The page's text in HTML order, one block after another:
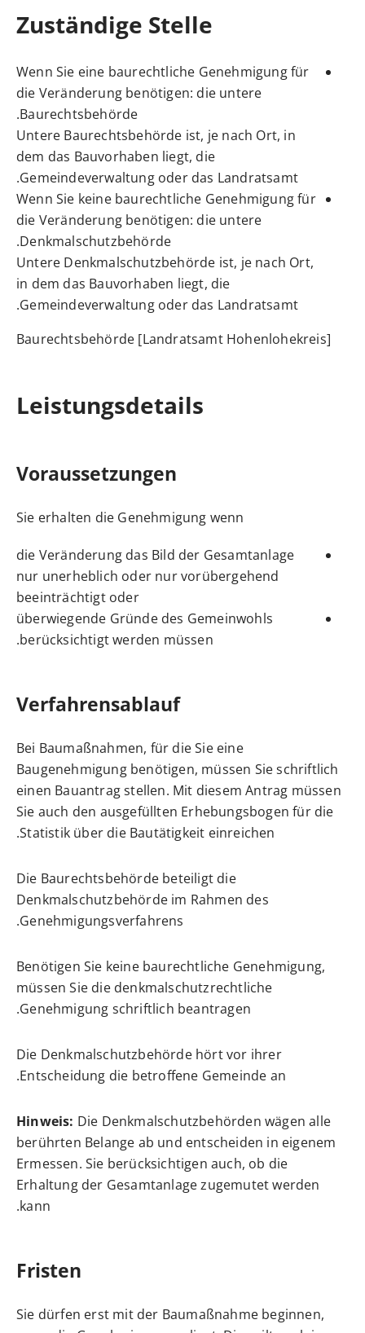
Zuständige Stelle
Wenn Sie eine baurechtliche Genehmigung für
die Veränderung benötigen: die untere
Baurechtsbehörde.
Untere Baurechtsbehörde ist, je nach Ort, in
dem das Bauvorhaben liegt, die
Gemeindeverwaltung oder das Landratsamt.
Wenn Sie keine baurechtliche Genehmigung für
die Veränderung benötigen: die untere
Denkmalschutzbehörde.
Untere Denkmalschutzbehörde ist, je nach Ort,
in dem das Bauvorhaben liegt, die
Gemeindeverwaltung oder das Landratsamt.
Baurechtsbehörde [Landratsamt Hohenlohekreis]
Leistungsdetails
Voraussetzungen
Sie erhalten die Genehmigung wenn
die Veränderung das Bild der Gesamtanlage
nur unerheblich oder nur vorübergehend
beeinträchtigt oder
überwiegende Gründe des Gemeinwohls
berücksichtigt werden müssen.
Verfahrensablauf
Bei Baumaßnahmen, für die Sie eine
Baugenehmigung benötigen, müssen Sie schriftlich
einen Bauantrag stellen. Mit diesem Antrag müssen
Sie auch den ausgefüllten Erhebungsbogen für die
Statistik über die Bautätigkeit einreichen.
Die Baurechtsbehörde beteiligt die
Denkmalschutzbehörde im Rahmen des
Genehmigungsverfahrens.
Benötigen Sie keine baurechtliche Genehmigung,
müssen Sie die denkmalschutzrechtliche
Genehmigung schriftlich beantragen.
Die Denkmalschutzbehörde hört vor ihrer
Entscheidung die betroffene Gemeinde an.
Hinweis: Die Denkmalschutzbehörden wägen alle
berührten Belange ab und entscheiden in eigenem
Ermessen. Sie berücksichtigen auch, ob die
Erhaltung der Gesamtanlage zugemutet werden
kann.
Fristen
Sie dürfen erst mit der Baumaßnahme beginnen,